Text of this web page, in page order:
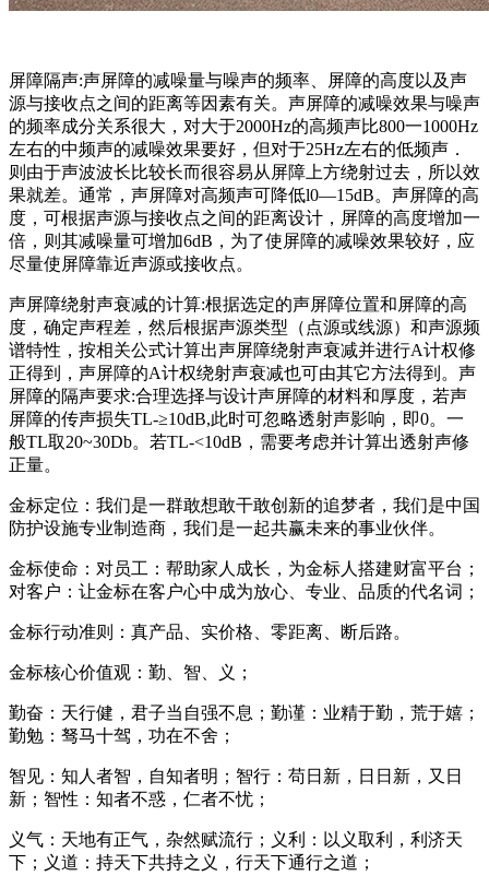
屏障隔声:声屏障的减噪量与噪声的频率、屏障的高度以及声
源与接收点之间的距离等因素有关。声屏障的减噪效果与噪声
的频率成分关系很大，对大于2000Hz的高频声比800一1000Hz
左右的中频声的减噪效果要好，但对于25Hz左右的低频声．
则由于声波波长比较长而很容易从屏障上方绕射过去，所以效
果就差。通常，声屏障对高频声可降低l0—15dB。声屏障的高
度，可根据声源与接收点之间的距离设计，屏障的高度增加一
倍，则其减噪量可增加6dB，为了使屏障的减噪效果较好，应
尽量使屏障靠近声源或接收点。
声屏障绕射声衰减的计算:根据选定的声屏障位置和屏障的高
度，确定声程差，然后根据声源类型（点源或线源）和声源频
谱特性，按相关公式计算出声屏障绕射声衰减并进行A计权修
正得到，声屏障的A计权绕射声衰减也可由其它方法得到。声
屏障的隔声要求:合理选择与设计声屏障的材料和厚度，若声
屏障的传声损失TL-≥10dB,此时可忽略透射声影响，即0。一
般TL取20~30Db。若TL-<10dB，需要考虑并计算出透射声修
正量。
金标定位：我们是一群敢想敢干敢创新的追梦者，我们是中国
防护设施专业制造商，我们是一起共赢未来的事业伙伴。
金标使命：对员工：帮助家人成长，为金标人搭建财富平台；
对客户：让金标在客户心中成为放心、专业、品质的代名词；
金标行动准则：真产品、实价格、零距离、断后路。
金标核心价值观：勤、智、义；
勤奋：天行健，君子当自强不息；勤谨：业精于勤，荒于嬉；
勤勉：驽马十驾，功在不舍；
智见：知人者智，自知者明；智行：苟日新，日日新，又日
新；智性：知者不惑，仁者不忧；
义气：天地有正气，杂然赋流行；义利：以义取利，利济天
下；义道：持天下共持之义，行天下通行之道；